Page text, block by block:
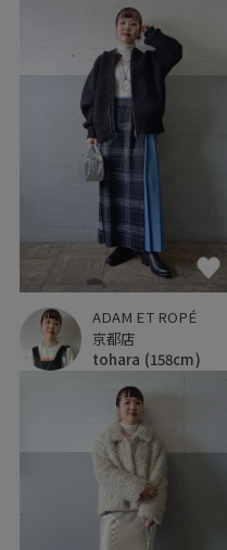
ADAM ET ROPÉ
京都店
tohara (158cm)